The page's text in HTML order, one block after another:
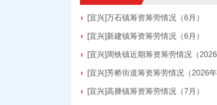
[宜兴]万石镇筹资筹劳情况（6月）
[宜兴]新建镇筹资筹劳情况（6月）
[宜兴] 周铁镇近期筹资筹劳情况（
[宜兴]芳桥街道筹资筹劳情况（2026
[宜兴]高塍镇筹资筹劳情况（7月）